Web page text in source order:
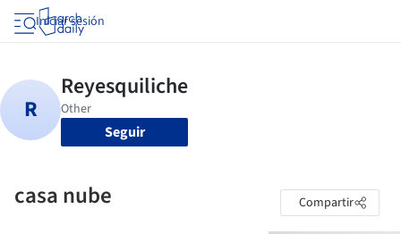
Iniciar sesión
Seguir
casa nube Compartir